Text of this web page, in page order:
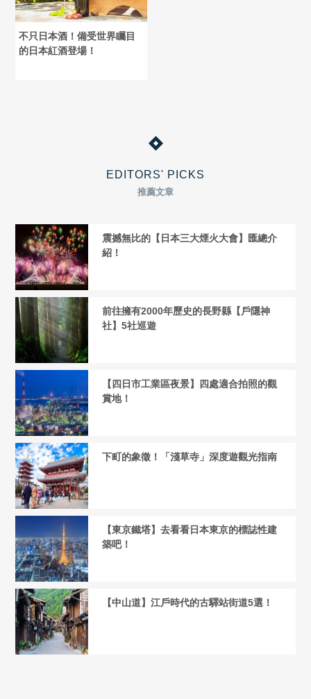
不只日本酒！備受世界矚目
的日本紅酒登場！
EDITORS' PICKS
推薦文章
震撼無比的【日本三大煙火大會】匯總介
紹！
前往擁有2000年歷史的長野縣【戶隱神
社】5社巡遊
【四日市工業區夜景】四處適合拍照的觀
賞地！
下町的象徵！「淺草寺」深度遊觀光指南
【東京鐵塔】去看看日本東京的標誌性建
築吧！
【中山道】江戶時代的古驛站街道5選！